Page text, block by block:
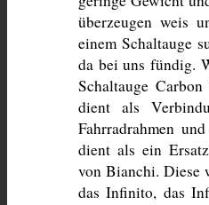
überzeugen weis
einem Schaltauge
da bei uns fündig.
Schaltauge
dient als
Fahrradrahmen
dient als ein
von Bianchi. Diese
das Infinito, das